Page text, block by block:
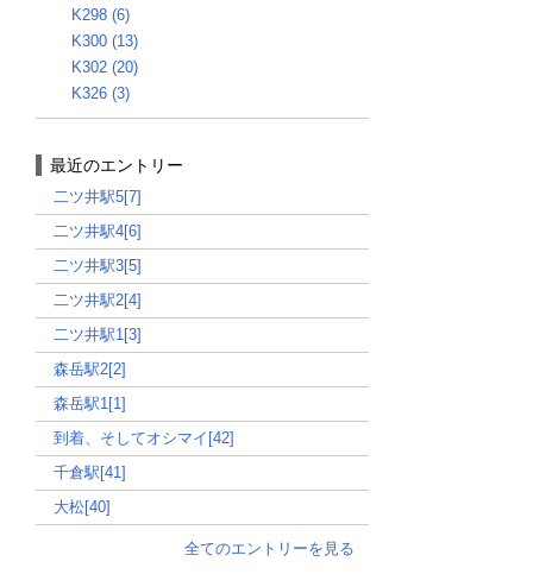
K298 (6)
K300 (13)
K302 (20)
K326 (3)
最近のエントリー
二ツ井駅5[7]
二ツ井駅4[6]
二ツ井駅3[5]
二ツ井駅2[4]
二ツ井駅1[3]
森岳駅2[2]
森岳駅1[1]
到着、そしてオシマイ[42]
千倉駅[41]
大松[40]
全てのエントリーを見る